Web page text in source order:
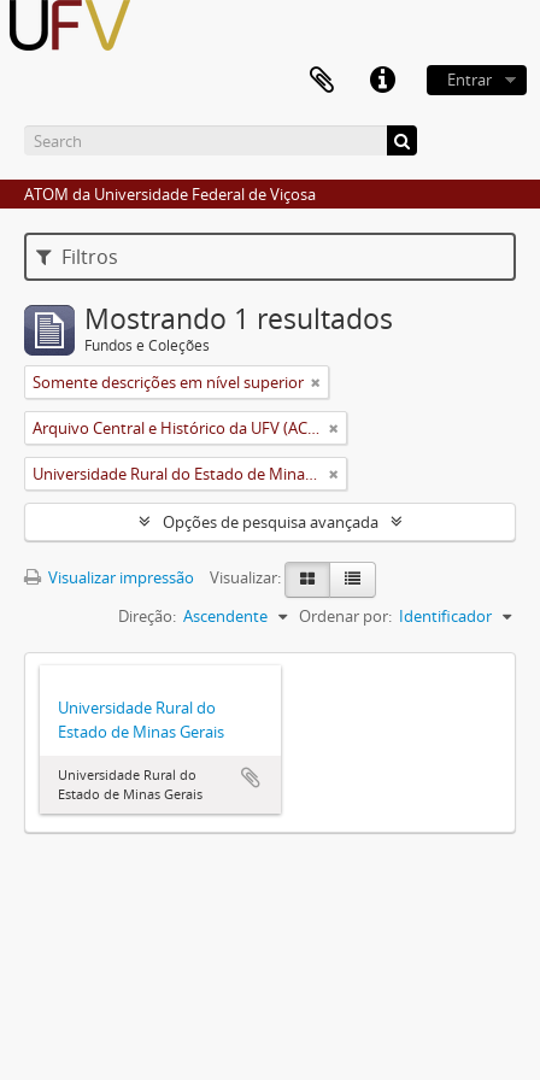
Entrar
ATOM da Universidade Federal de Viçosa
Filtros
Mostrando 1 resultados
Fundos e Coleções
Somente descrições em nível superior
Arquivo Central e Histórico da UFV (ACH-UFV)
Universidade Rural do Estado de Minas Gerais (Uremg)
Opções de pesquisa avançada
Visualizar impressão
Visualizar:
Ordenar por: Identificador
Direção: Ascendente
Universidade Rural do
Estado de Minas Gerais
Universidade Rural do
Estado de Minas Gerais